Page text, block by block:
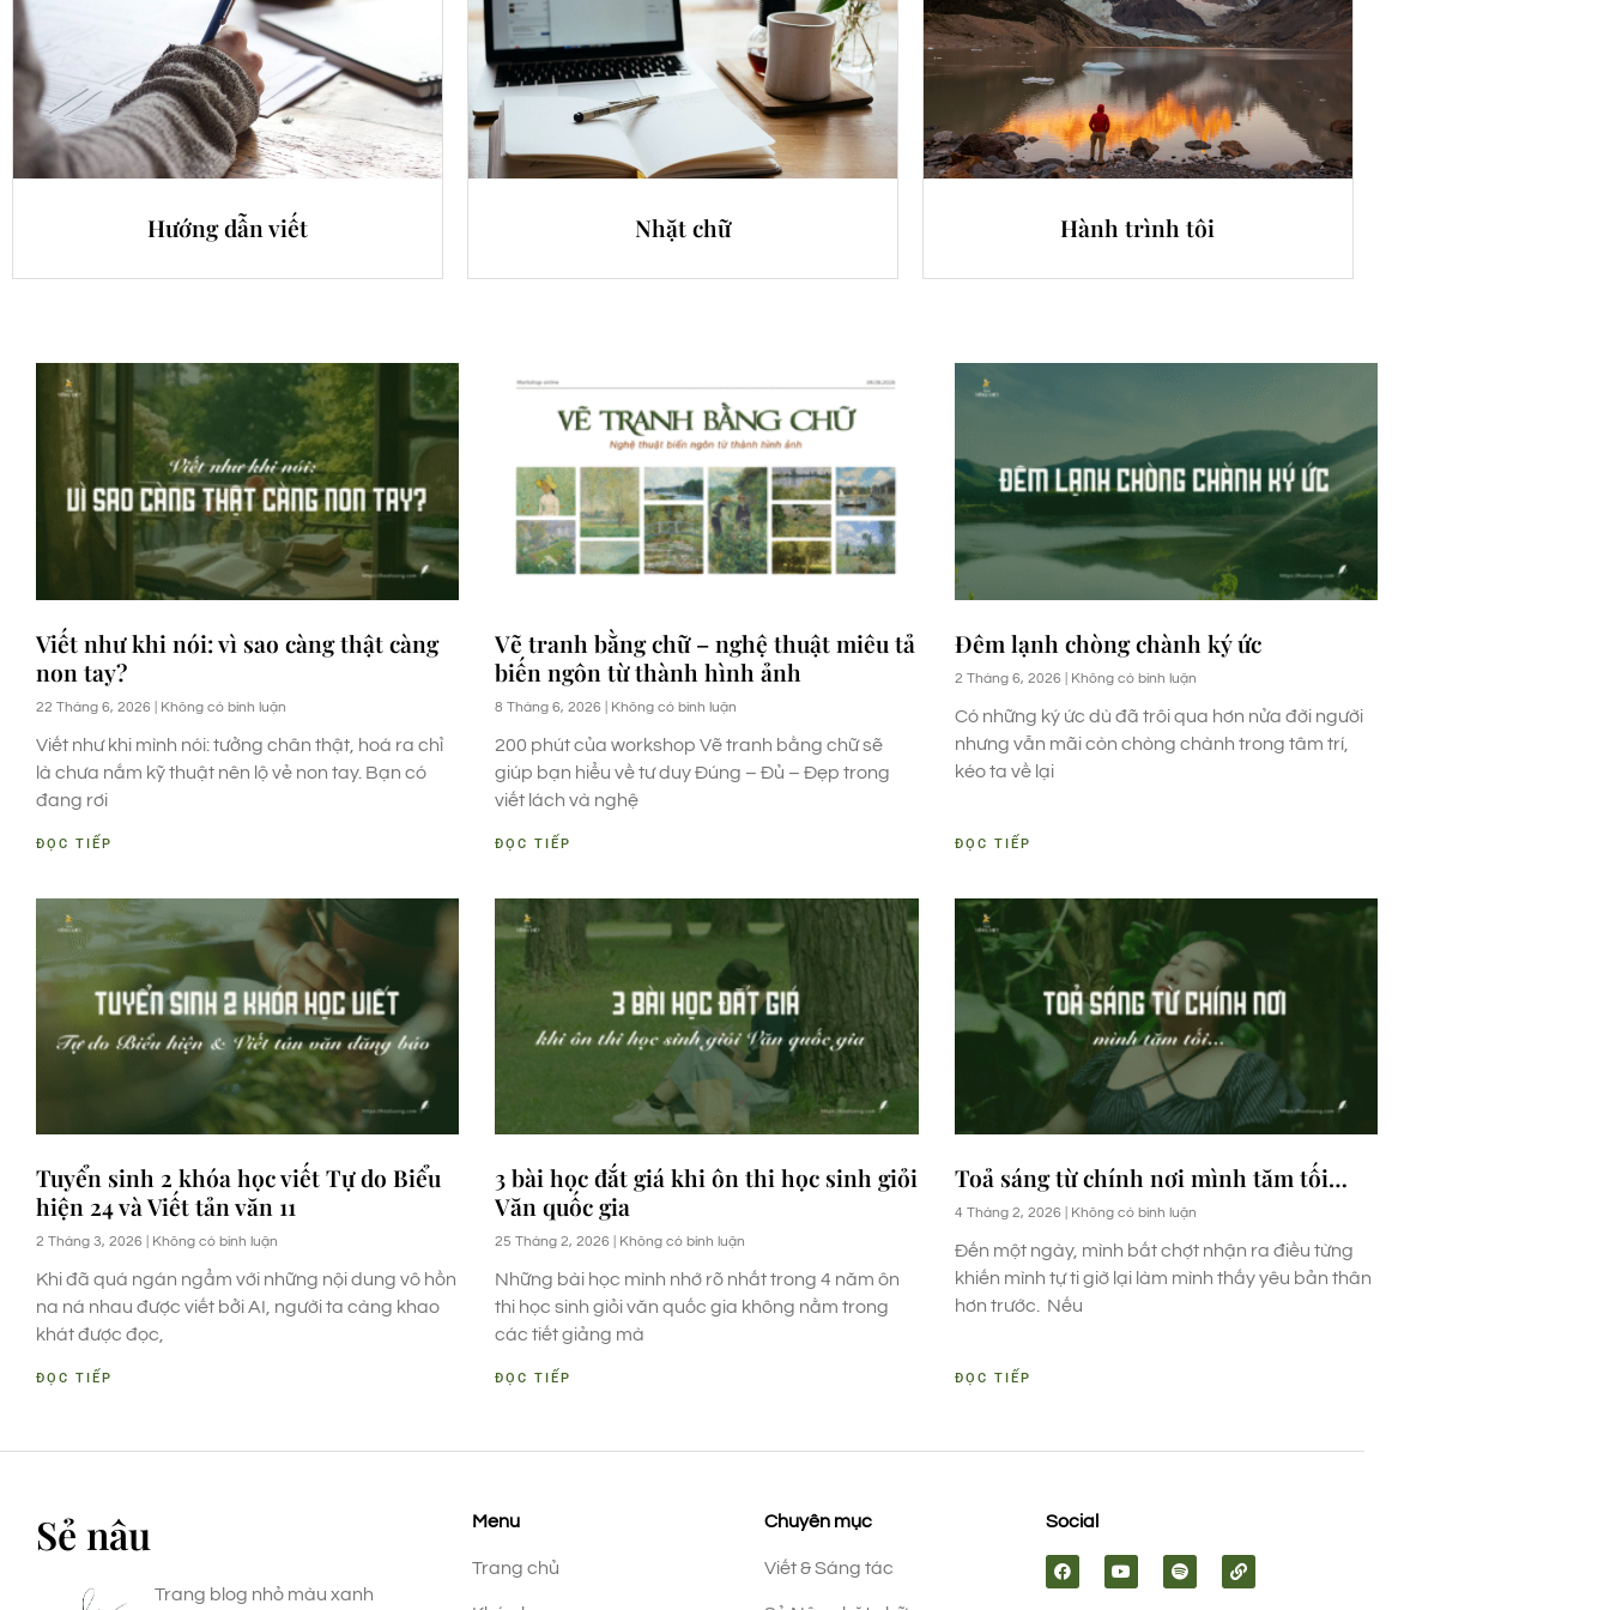
Hướng dẫn viết Nhặt chữ Hành trình tôi
Viết như khi nói: vì sao càng thật càng
non tay?
22 Tháng 6, 2026 Không có bình luận
Viết như khi mình nói: tưởng chân thật, hoá ra chỉ
là chưa nắm kỹ thuật nên lộ vẻ non tay. Bạn có
đang rơi
ĐỌC TIẾP
Vẽ tranh bằng chữ – nghệ thuật miêu tả
biến ngôn từ thành hình ảnh
8 Tháng 6, 2026 Không có bình luận
200 phút của workshop Vẽ tranh bằng chữ sẽ
giúp bạn hiểu về tư duy Đúng – Đủ – Đẹp trong
viết lách và nghệ
ĐỌC TIẾP
Đêm lạnh chòng chành ký ức
2 Tháng 6, 2026 Không có bình luận
Có những ký ức dù đã trôi qua hơn nửa đời người
nhưng vẫn mãi còn chòng chành trong tâm trí,
kéo ta về lại
ĐỌC TIẾP
Tuyển sinh 2 khóa học viết Tự do Biểu
hiện 24 và Viết tản văn 11
2 Tháng 3, 2026 Không có bình luận
Khi đã quá ngán ngẩm với những nội dung vô hồn
na ná nhau được viết bởi AI, người ta càng khao
khát được đọc,
ĐỌC TIẾP
3 bài học đắt giá khi ôn thi học sinh giỏi
Văn quốc gia
25 Tháng 2, 2026 Không có bình luận
Những bài học mình nhớ rõ nhất trong 4 năm ôn
thi học sinh giỏi văn quốc gia không nằm trong
các tiết giảng mà
ĐỌC TIẾP
Toả sáng từ chính nơi mình tăm tối…
4 Tháng 2, 2026 Không có bình luận
Đến một ngày, mình bất chợt nhận ra điều từng
khiến mình tự ti giờ lại làm mình thấy yêu bản thân
hơn trước. Nếu
ĐỌC TIẾP
Sẻ nâu
Trang blog nhỏ màu xanh
Menu
Trang chủ
Chuyên mục
Viết & Sáng tác
Social